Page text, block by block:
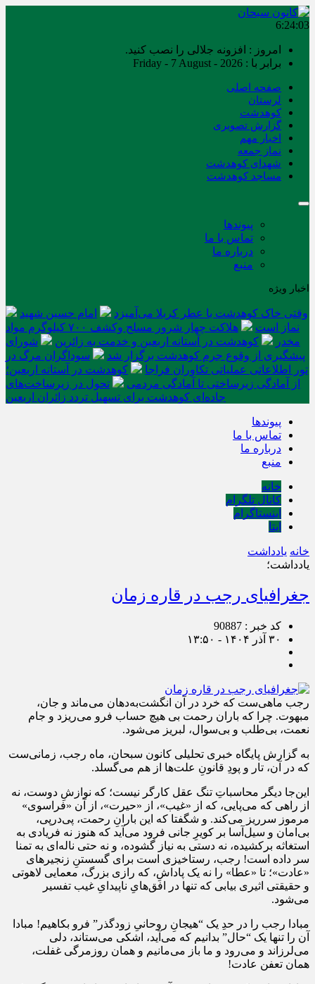
6:24:04
امروز : افزونه جلالی را نصب کنید.
برابر با : Friday - 7 August - 2026
صفحه اصلی
لرستان
کوهدشت
گزارش تصویری
اخبار مهم
نماز جمعه
شهدای کوهدشت
مساجد کوهدشت
پیوندها
تماس با ما
درباره ما
منبع
اخبار ویژه
وقتی خاک کوهدشت با عطر کربلا می‌آمیزد
امام حسین شهید
نماز است
هلاکت چهار شرور مسلح وکشف ۷۰۰ کیلوگرم مواد
مخدر
کوهدشت در آستانه اربعین و خدمت‌ به زائرین
شورای
پیشگیری از وقوع جرم کوهدشت برگزار شد
سوداگران مرگ در
تور اطلاعاتی عملیاتی تکاوران فراجا
کوهدشت در آستانه اربعین؛
از آمادگی زیرساختی تا آمادگی مردمی
تحول در زیرساخت‌های
جاده‌ای کوهدشت برای تسهیل تردد زائران اربعین
پیوندها
تماس با ما
درباره ما
منبع
خانه
کانال تلگرام
اینستاگرام
ایتا
خانه یادداشت
یادداشت؛
جغرافیای رجب در قاره زمان
کد خبر : 90887
۳۰ آذر ۱۴۰۴ - ۱۳:۵۰
رجب ماهی‌ست که خرد در آن انگشت‌به‌دهان می‌ماند و جان،
مبهوت. چرا که باران رحمت بی هیچ حساب فرو می‌ریزد و جام
نعمت، بی‌طلب و بی‌سوال، لبریز می‌شود.
به گزارش پایگاه خبری تحلیلی کانون سبحان، ماه رجب، زمانی‌ست
که در آن، تار و پودِ قانونِ علت‌ها از هم می‌گسلد.
این‌جا دیگر محاسباتِ تنگ عقل کارگر نیست؛ که نوازشِ دوست، نه
از راهی که می‌پایی، که از «غیب»، از «حیرت»، از آن «فراسوی»
مرموز سرریز می‌کند. و شگفتا که این بارانِ رحمت، پی‌درپی،
بی‌امان و سیل‌آسا بر کویرِ جانی فرود می‌آید که هنوز نه فریادی به
استغاثه برکشیده، نه دستی به نیاز گشوده، و نه حتی ناله‌ای به تمنا
سر داده است! رجب، رستاخیزی است برای گسستنِ زنجیرهای
«عادت»؛ تا «عطا» را نه یک پاداشِ، که رازی بزرگ، معمایی لاهوتی
و حقیقتی اثیری بیابی که تنها در افق‌هایِ ناپیدایِ غیب تفسیر
می‌شود.
مبادا رجب را در حدِ یک “هیجانِ روحانیِ زودگذر” فرو بکاهیم! مبادا
آن را تنها یک “حال” بدانیم که می‌آید، اشکی می‌ستاند، دلی
می‌لرزاند و می‌رود و ما باز می‌مانیم و همان روزمرگی غفلت،
همان تعفن عادت!